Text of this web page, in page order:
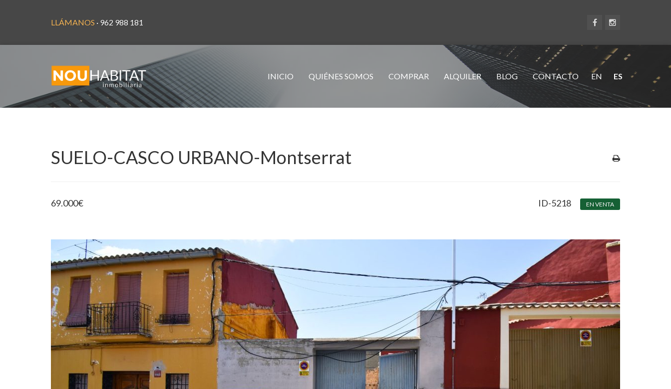
LLÁMANOS · 962 988 181
INICIO QUIÉNES SOMOS COMPRAR ALQUILER BLOG CONTACTO EN ES
SUELO-CASCO URBANO-Montserrat
69.000€ ID-5218 EN VENTA